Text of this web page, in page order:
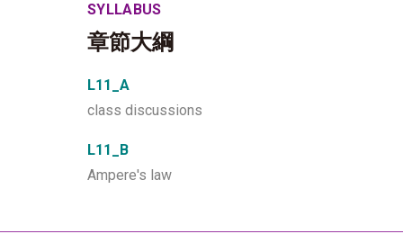
SYLLABUS
章節大綱
L11_A
class discussions
L11_B
Ampere's law